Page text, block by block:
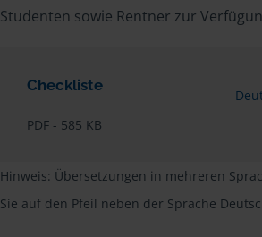
Studenten sowie Rentner zur
Checkliste
PDF - 585 KB
Hinweis: Übersetzungen in mehreren
Sie auf den Pfeil neben der Sprache